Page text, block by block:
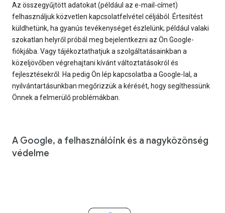
Az összegyűjtött adatokat (például az e-mail-címet)
felhasználjuk közvetlen kapcsolatfelvétel céljából. Értesítést
küldhetünk, ha gyanús tevékenységet észlelünk; például valaki
szokatlan helyről próbál meg bejelentkezni az Ön Google-
fiókjába. Vagy tájékoztathatjuk a szolgáltatásainkban a
közeljövőben végrehajtani kívánt változtatásokról és
fejlesztésekről. Ha pedig Ön lép kapcsolatba a Google-lal, a
nyilvántartásunkban megőrizzük a kérését, hogy segíthessünk
Önnek a felmerülő problémákban.
A Google, a felhasználóink és a nagyközönség
védelme